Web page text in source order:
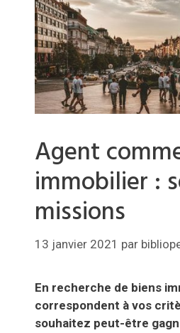
Agent
immobilier :
missions
13 janvier 2021 par
En recherche de biens
correspondent à vos
souhaitez peut-être